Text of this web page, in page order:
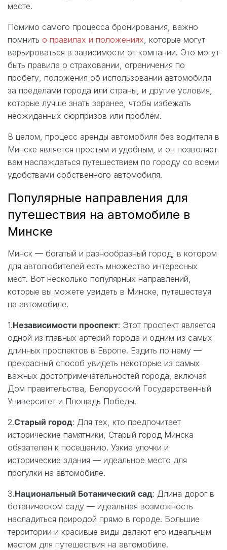
месте.
Помимо самого процесса бронирования, важно
помнить о правилах и положениях , которые могут
варьироваться в зависимости от компании. Это могут
быть правила о страховании, ограничения по
пробегу, положения об использовании автомобиля
за пределами города или страны, и другие условия,
которые лучше знать заранее, чтобы избежать
неожиданных сюрпризов или проблем.
В целом, процесс аренды автомобиля без водителя в
Минске является простым и удобным, и он позволяет
вам наслаждаться путешествием по городу со всеми
удобствами собственного автомобиля.
Популярные направления для
путешествия на автомобиле в
Минске
Минск — богатый и разнообразный город, в котором
для автолюбителей есть множество интересных
мест. Вот несколько популярных направлений,
которые вы можете увидеть в Минске, путешествуя
на автомобиле.
1.Независимости проспект: Этот проспект является
одной из главных артерий города и одним из самых
длинных проспектов в Европе. Ездить по нему —
прекрасный способ увидеть некоторые из самых
важных достопримечательностей города, включая
Дом правительства, Белорусский Государственный
Университет и Площадь Победы.
2.Старый город: Для тех, кто предпочитает
исторические памятники, Старый город Минска
обязателен к посещению. Узкие улочки и
исторические здания — идеальное место для
прогулки на автомобиле.
3.Национальный Ботанический сад: Длина дорог в
ботаническом саду — идеальная возможность
насладиться природой прямо в городе. Большие
территории и красивые виды делают его идеальным
местом для путешествия на автомобиле.